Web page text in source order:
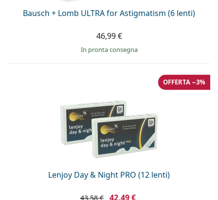
Bausch + Lomb ULTRA for Astigmatism (6 lenti)
46,99 €
in pronta consegna
Lenjoy Day & Night PRO (12 lenti)
OFFERTA −3%
43,58 € 42,49 €